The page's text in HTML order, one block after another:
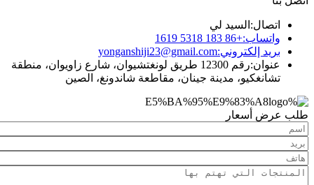
السيد لي
إلكتروني: yonganshiji23@gmail.com
رقم 12300 طريق لونغتشيوان، شارع زاويوان، منطقة
مدينة جينان، مقاطعة شاندونغ، الصين
أسعار